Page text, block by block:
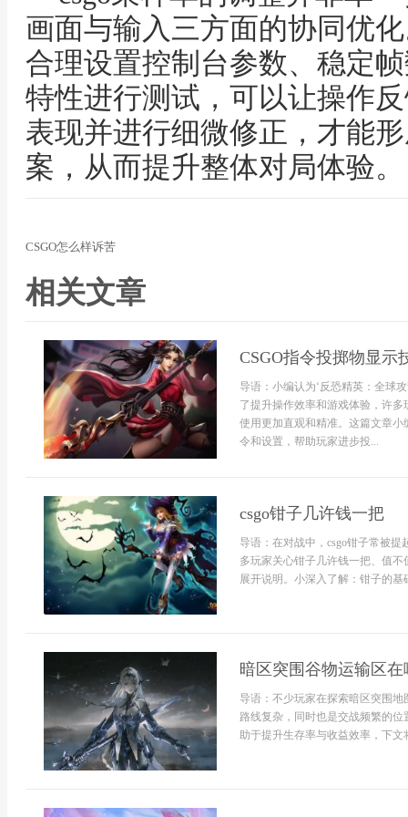
画面与输入三方面的协同优
合理设置控制台参数、稳定
特性进行测试，可以让操作
表现并进行细微修正，才能
案，从而提升整体对局体验。
CSGO怎么样诉苦
相关文章
CSGO指令投掷物显示
导语：小编认为‘反恐精英：全球
了提升操作效率和游戏体验，许
使用更加直观和精准。这篇文章
令和设置，帮助玩家进步投...
csgo钳子几许钱一把
导语：在对战中，csgo钳子常被
多玩家关心钳子几许钱一把、值
展开说明。小深入了解：钳子的
暗区突围谷物运输区在
导语：不少玩家在探索暗区突围
路线复杂，同时也是交战频繁的
助于提升生存率与收益效率，下文